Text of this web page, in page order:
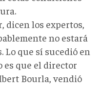
dicen los expertos,
no estará
Lo que sí sucedió en
es que el director
Bourla, vendió